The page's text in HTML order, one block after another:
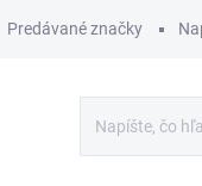
Predávané značky